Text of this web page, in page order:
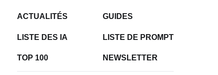
ACTUALITÉS GUIDES
LISTE DES IA LISTE DE PROMPT
TOP 100 NEWSLETTER